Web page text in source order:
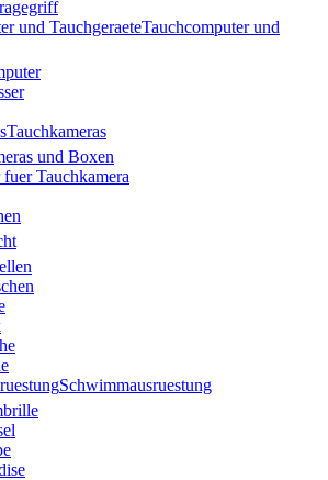
Tauchcomputer und
Tauchkameras
und Boxen
Tauchkamera
Schwimmausruestung